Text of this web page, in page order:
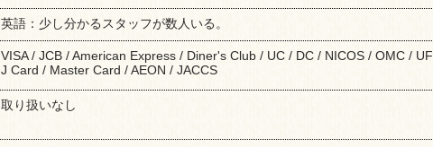
英語：少し分かるスタッフが数人いる。
VISA / JCB / American Express / Diner's Club / UC / DC / NICOS / OMC / UF
J Card / Master Card / AEON / JACCS
取り扱いなし